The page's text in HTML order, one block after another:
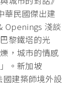
華民國傑出建
Openings 淺談
黎鐵塔的光
，城市的情感
。新加坡
國建築師境外設